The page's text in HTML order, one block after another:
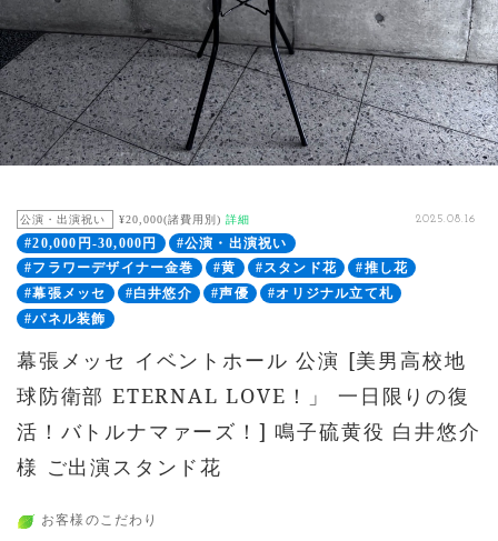
公演・出演祝い ¥20,000(諸費用別) 詳細 2025.08.16
#20,000円-30,000円
#公演・出演祝い
#フラワーデザイナー金巻
#黄 #スタンド花
#推し花
#幕張メッセ
#白井悠介 #声優
#オリジナル立て札
#パネル装飾
幕張メッセ イベントホール 公演 [美男高校地
球防衛部 ETERNAL LOVE！」 一日限りの復
活！バトルナマァーズ！] 鳴子硫黄役 白井悠介
様 ご出演スタンド花
お客様のこだわり